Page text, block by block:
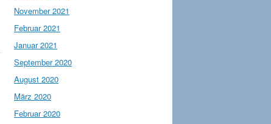
November 2021
Februar 2021
Januar 2021
September 2020
August 2020
März 2020
Februar 2020